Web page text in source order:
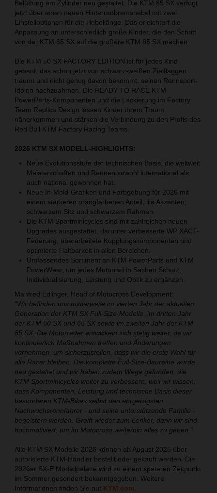
Belüftung am Zylinder neu gestaltet. Die KTM 85 SX verfügt
jetzt über einen neuen Hinterradbremshebel mit zwei
Einstelloptionen für die Hebellänge. Das erleichtert die
Anpassung an unterschiedlich große Kinder, die den Schritt
von der KTM 65 SX auf die größere KTM 85 SX machen.
Die KTM 50 SX FACTORY EDITION ist für jedes Kind
gebaut, das schon jetzt von schwarz-weißen Zielflaggen
träumt und nicht genug davon bekommt, seinen Rennsport-
Idolen nachzuahmen. Die READY TO RACE KTM
PowerParts-Komponenten und die Lackierung im Factory
Team Replica Design lassen Kinder ihrem Traum
näherkommen und stärken die Verbindung zu den Profis des
Red Bull KTM Factory Racing Teams.
2026 KTM SX MODELL-HIGHLIGHTS:
Neue Evolutionsstufe der technischen Basis, die weltweit
Meisterschaften und Rennen sowohl international als
auch national gewonnen hat.
Neue In-Mold-Grafiken und Farbgebung für 2026 mit
einem stärkeren orangfarbenen Anteil, lila Akzenten,
schwarzem Sitz und schwarzem Rahmen.
Die KTM Sportminicycles sind mit zahlreichen neuen
Upgrades ausgestattet, darunter verbesserte WP XACT-
Federung, überarbeitete Kupplungskomponenten und
optimierte Haltbarkeit in allen Bereichen.
Umfassendes Sortiment an KTM PowerParts und KTM
PowerWear, um jedes Motorrad in Sachen Schutz,
Inidividualisierung, Leistung und Optik zu ergänzen.
Manfred Edlinger, Head of Motocross Development:
“Wir befinden uns mittlerweile im vierten Jahr der aktuellen
Generation der KTM SX Full-Size-Modelle, im dritten Jahr
der KTM 50 SX und 65 SX sowie im zweiten Jahr der KTM
85 SX. Die Motorräder entwickeln sich stetig weiter, da wir
kontinuierlich Maßnahmen treffen und Änderungen
vornehmen, um sicherzustellen, dass wir die erste Wahl für
alle Racer bleiben. Die komplette Full-Size-Baureihe wurde
neu gestaltet und wir haben zudem Wege gefunden, die
KTM Sportminicycles weiter zu verbessern, weil wir wissen,
dass Komponenten, Leistung und technische Basis dieser
besonderen KTM-Bikes selbst den ehrgeizigsten
Nachwuchsrennfahrer - und seine unterstützende Familie -
begeistern werden. Greift wieder zum Lenker, denn wir sind
hochmotiviert, um im Motocross weiterhin alles zu geben.”
Alle KTM SX Modelle 2026 können ab August 2025 über
autorisierte KTM-Händler bestellt oder gekauft werden. Die
2026er SX-E Modellpalette wird zu einem späteren Zeitpunkt
im Sommer gesondert bekanntgegeben. Weitere
Informationen finden Sie auf KTM.com